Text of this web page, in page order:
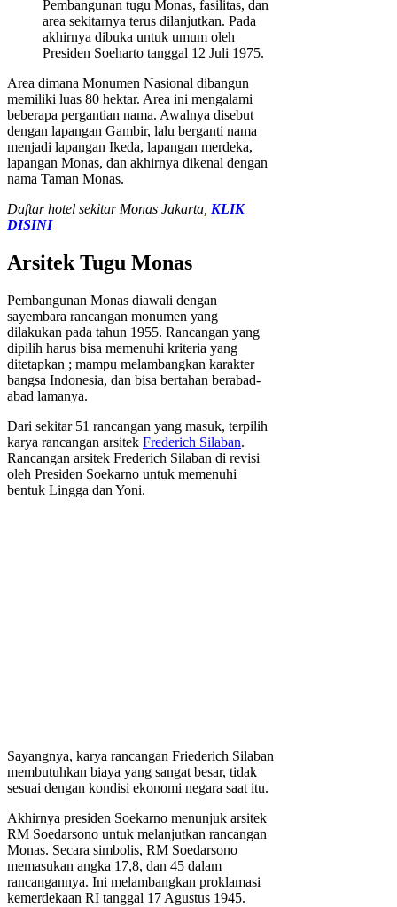
Pembangunan tugu Monas, fasilitas, dan
area sekitarnya terus dilanjutkan. Pada
akhirnya dibuka untuk umum oleh
Presiden Soeharto tanggal 12 Juli 1975.
Area dimana Monumen Nasional dibangun
memiliki luas 80 hektar. Area ini mengalami
beberapa pergantian nama. Awalnya disebut
dengan lapangan Gambir, lalu berganti nama
menjadi lapangan Ikeda, lapangan merdeka,
lapangan Monas, dan akhirnya dikenal dengan
nama Taman Monas.
Daftar hotel sekitar Monas Jakarta, KLIK
DISINI
Arsitek Tugu Monas
Pembangunan Monas diawali dengan
sayembara rancangan monumen yang
dilakukan pada tahun 1955. Rancangan yang
dipilih harus bisa memenuhi kriteria yang
ditetapkan ; mampu melambangkan karakter
bangsa Indonesia, dan bisa bertahan berabad-
abad lamanya.
Dari sekitar 51 rancangan yang masuk, terpilih
karya rancangan arsitek Frederich Silaban.
Rancangan arsitek Frederich Silaban di revisi
oleh Presiden Soekarno untuk memenuhi
bentuk Lingga dan Yoni.
Sayangnya, karya rancangan Friederich Silaban
membutuhkan biaya yang sangat besar, tidak
sesuai dengan kondisi ekonomi negara saat itu.
Akhirnya presiden Soekarno menunjuk arsitek
RM Soedarsono untuk melanjutkan rancangan
Monas. Secara simbolis, RM Soedarsono
memasukan angka 17,8, dan 45 dalam
rancangannya. Ini melambangkan proklamasi
kemerdekaan RI tanggal 17 Agustus 1945.